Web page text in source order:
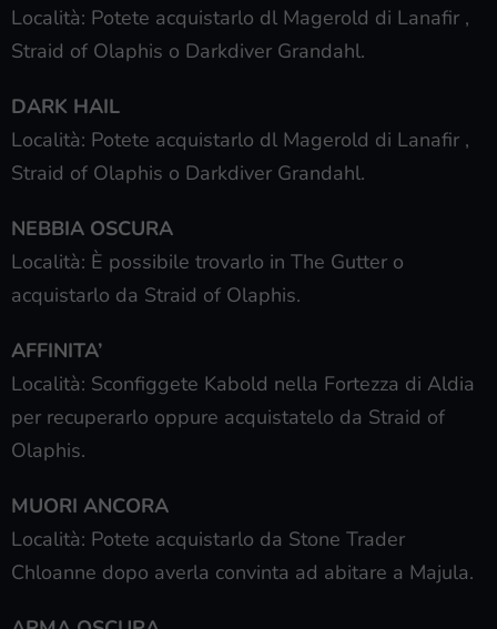
Località: Potete acquistarlo dl Magerold di Lanafir ,
Straid of Olaphis o Darkdiver Grandahl.
DARK HAIL
Località: Potete acquistarlo dl Magerold di Lanafir ,
Straid of Olaphis o Darkdiver Grandahl.
NEBBIA OSCURA
Località: È possibile trovarlo in The Gutter o
acquistarlo da Straid of Olaphis.
AFFINITA’
Località: Sconfiggete Kabold nella Fortezza di Aldia
per recuperarlo oppure acquistatelo da Straid of
Olaphis.
MUORI ANCORA
Località: Potete acquistarlo da Stone Trader
Chloanne dopo averla convinta ad abitare a Majula.